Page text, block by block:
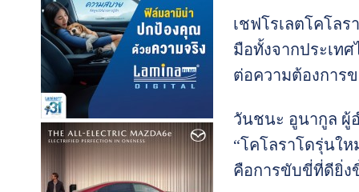
เชฟโรเลตโคโล
มือทั้งจากประเท
ต่อความต้องการ
วันชนะ อูนากูล ผู้
“โคโลราโดรุ่นใ
คือการขับขี่ที่ดียิ่ง